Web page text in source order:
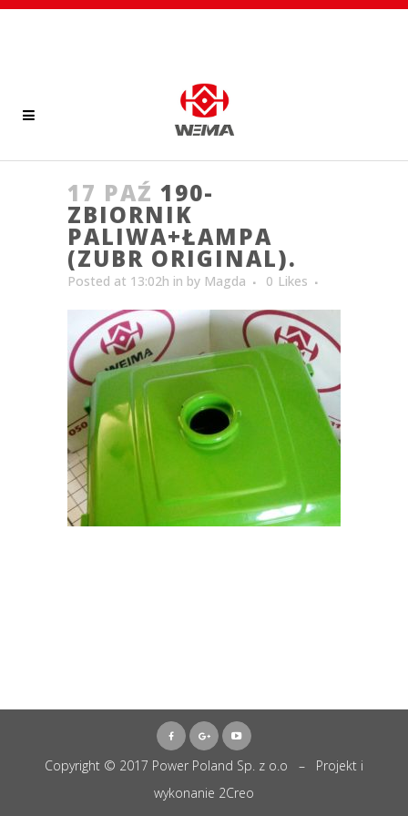
17 PAŹ 190-
ZBIORNIK
PALIWA+ŁAMPA
(ZUBR ORIGINAL).
Posted at 13:02h in by Magda 0 Likes
Copyright © 2017 Power Poland Sp. z o.o – Projekt i
wykonanie 2Creo